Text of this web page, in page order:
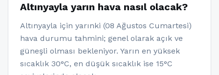
Altınyayla yarın hava nasıl olacak?
Altınyayla için yarınki (08 Ağustos Cumartesi)
hava durumu tahmini; genel olarak açık ve
güneşli olması bekleniyor. Yarın en yüksek
sıcaklık 30°C, en düşük sıcaklık ise 15°C